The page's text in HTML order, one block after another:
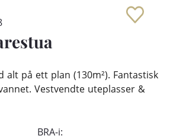
alt på ett plan (130m²). Fantastisk
Vestvendte uteplasser &
BRA-i: